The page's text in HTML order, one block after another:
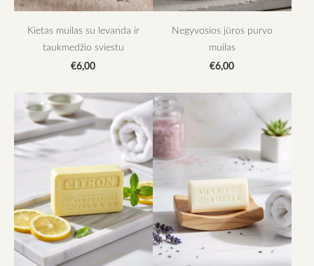
Kietas muilas su levanda ir
taukmedžio sviestu
€6,00
Negyvosios jūros purvo
muilas
€6,00